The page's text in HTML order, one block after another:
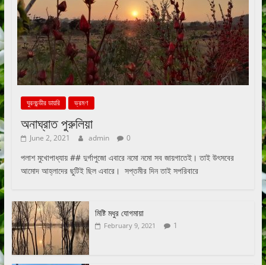
ঘুরনচন্ডীর ডায়রি ভ্রমণ
অনাঘ্রাত পুরুলিয়া
June 2, 2021 admin 0
পলাশ মুখোপাধ্যায় ## দুর্গাপুজো এবারে নমো নমো সব জায়গাতেই। তাই উৎসবের
আমোদ আহ্লাদের ছুটিই ছিল এবারে। সপ্তমীর দিন তাই সপরিবারে
মিষ্টি মধুর যোগমায়া
February 9, 2021 1